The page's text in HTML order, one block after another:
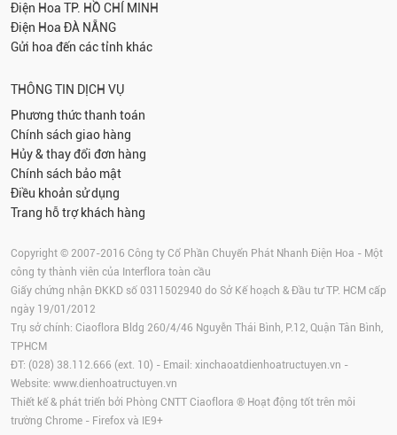
Điện Hoa TP. HỒ CHÍ MINH
Điện Hoa ĐÀ NẴNG
Gửi hoa đến các tỉnh khác
THÔNG TIN DỊCH VỤ
Phương thức thanh toán
Chính sách giao hàng
Hủy & thay đổi đơn hàng
Chính sách bảo mật
Điều khoản sử dụng
Trang hỗ trợ khách hàng
Copyright © 2007-2016 Công ty Cổ Phần Chuyển Phát Nhanh Điện Hoa - Một
công ty thành viên của Interflora toàn cầu
Giấy chứng nhận ĐKKD số 0311502940 do Sở Kế hoạch & Đầu tư TP. HCM cấp
ngày 19/01/2012
Trụ sở chính: Ciaoflora Bldg 260/4/46 Nguyễn Thái Bình, P.12, Quận Tân Bình,
TPHCM
ĐT: (028) 38.112.666 (ext. 10) - Email: xinchaoatdienhoatructuyen.vn -
Website: www.dienhoatructuyen.vn
Thiết kế & phát triển bởi Phòng CNTT Ciaoflora ® Hoạt động tốt trên môi
trường Chrome - Firefox và IE9+